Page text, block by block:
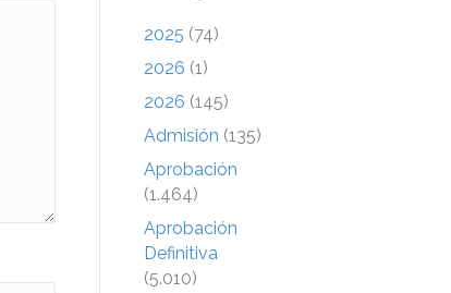
2025 (74)
2026 (1)
2026 (145)
Admisión (135)
Aprobación
(1.464)
Aprobación
Definitiva
(5.010)